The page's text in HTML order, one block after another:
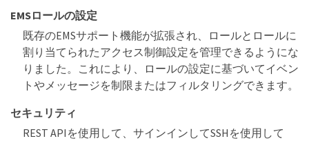
EMSロールの設定
既存のEMSサポート機能が拡張され、ロールとロールに
割り当てられたアクセス制御設定を管理できるようにな
りました。これにより、ロールの設定に基づいてイベン
トやメッセージを制限またはフィルタリングできます。
セキュリティ
REST APIを使用して、サインインしてSSHを使用して